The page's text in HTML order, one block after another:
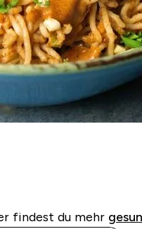
findest du mehr